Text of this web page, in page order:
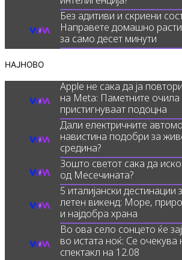
Без адитиви и скриени
Направете домашно
за само десет минути
НАЈНОВО
Apple не сака да ја
на Meta: Паметните очила
пристигнуваат подоцна
Дали електричните
навистина подобри за
средина?
Зошто светот сака да
од Месечината?
5 италијански
летен викенд: Море,
и најдобра храна
Во ова село сонцето ќе
во истата ноќ: Се очекува
спектакл на 12.08